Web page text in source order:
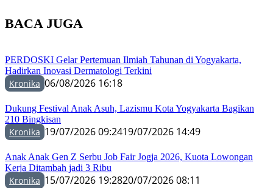
BACA JUGA
PERDOSKI Gelar Pertemuan Ilmiah Tahunan di Yogyakarta,
Hadirkan Inovasi Dermatologi Terkini
Kronika 06/08/2026 16:18
Dukung Festival Anak Asuh, Lazismu Kota Yogyakarta Bagikan
210 Bingkisan
Kronika 19/07/2026 09:2419/07/2026 14:49
Anak Anak Gen Z Serbu Job Fair Jogja 2026, Kuota Lowongan
Kerja Ditambah jadi 3 Ribu
Kronika 15/07/2026 19:2820/07/2026 08:11